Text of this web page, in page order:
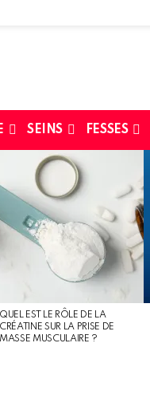
SEINS FESSES
QUEL EST LE RÔLE DE LA
CRÉATINE SUR LA PRISE DE
MASSE MUSCULAIRE ?